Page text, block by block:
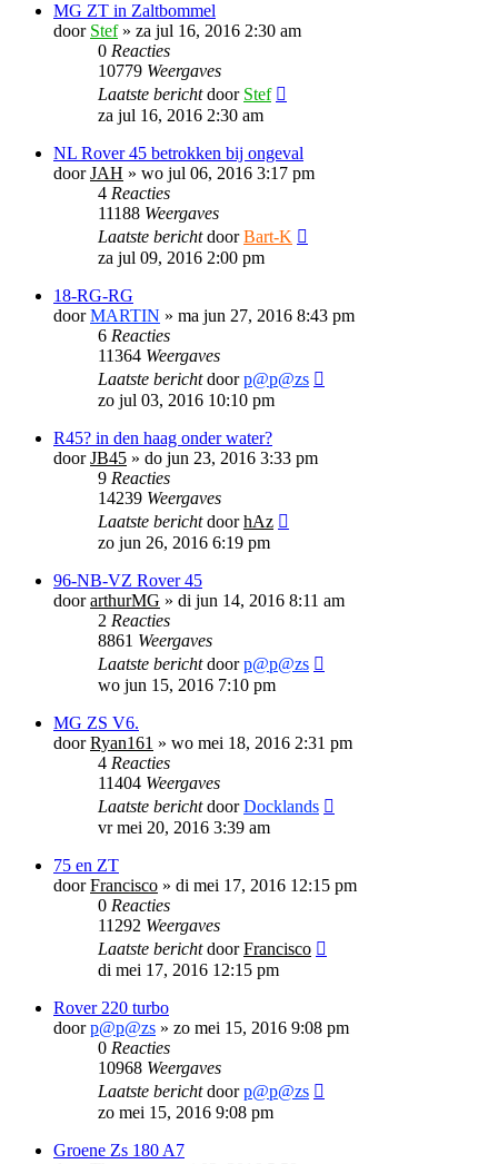
MG ZT in Zaltbommel
door Stef» za jul 16, 2016 2:30 am
0 Reacties
10779 Weergaves
Laatste berichtdoor Stef
za jul 16, 2016 2:30 am
NL Rover 45 betrokken bij ongeval
doorJAH » wo jul 06, 2016 3:17 pm
4 Reacties
11188 Weergaves
Laatste berichtdoorBart-K
za jul 09, 2016 2:00 pm
18-RG-RG
doorMARTIN » ma jun 27, 2016 8:43 pm
6 Reacties
11364 Weergaves
Laatste berichtdoorp@p@zs
zo jul 03, 2016 10:10 pm
R45? in den haag onder water?
doorJB45 » do jun 23, 2016 3:33 pm
9 Reacties
14239 Weergaves
Laatste berichtdoorhAz
zo jun 26, 2016 6:19 pm
96-NB-VZ Rover 45
doorarthurMG » di jun 14, 2016 8:11 am
2 Reacties
8861 Weergaves
Laatste berichtdoorp@p@zs
wo jun 15, 2016 7:10 pm
MG ZS V6.
doorRyan161 » wo mei 18, 2016 2:31 pm
4 Reacties
11404 Weergaves
Laatste berichtdoorDocklands
vr mei 20, 2016 3:39 am
75 en ZT
doorFrancisco » di mei 17, 2016 12:15 pm
0 Reacties
11292 Weergaves
Laatste berichtdoorFrancisco
di mei 17, 2016 12:15 pm
Rover 220 turbo
doorp@p@zs » zo mei 15, 2016 9:08 pm
0 Reacties
10968 Weergaves
Laatste berichtdoorp@p@zs
zo mei 15, 2016 9:08 pm
Groene Zs 180 A7